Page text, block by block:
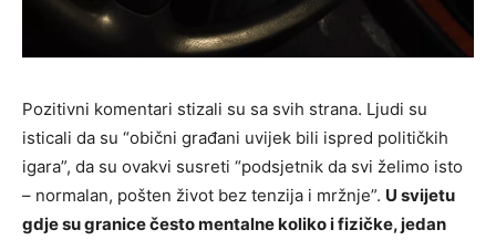
Pozitivni komentari stizali su sa svih strana. Ljudi su
isticali da su “obični građani uvijek bili ispred političkih
igara”, da su ovakvi susreti “podsjetnik da svi želimo isto
– normalan, pošten život bez tenzija i mržnje”. U svijetu
gdje su granice često mentalne koliko i fizičke, jedan